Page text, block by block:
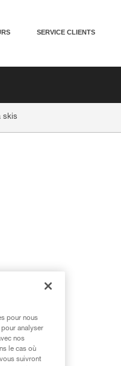
SERVICE CLIENTS
skis
pour nous
analyser
nos
le cas où
suivront